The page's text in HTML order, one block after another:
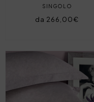
SINGOLO
da 266,00€